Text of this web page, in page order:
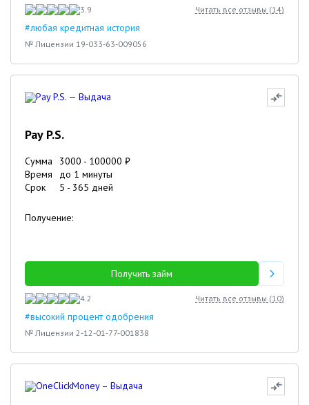
3.9 Читать все отзывы (14)
#любая кредитная история
№ Лицензии 19-033-63-009056
Pay P.S.
Сумма 3000 - 100000 ₽
Время
до 1 минуты
Срок
5 - 365 дней
Получение:
Получить займ
4.2 Читать все отзывы (10)
#высокий процент одобрения
№ Лицензии 2-12-01-77-001838